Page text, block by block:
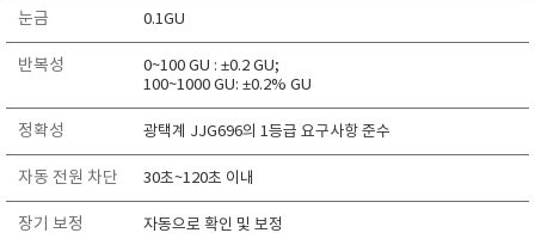
Schaller (Humimeter)
Sensortechnikk Meinsberg
SENTEST
SENTRY
SHINAGAWA
눈금 0.1GU
반복성
0~100 GU : ±0.2 GU;
100~1000 GU: ±0.2% GU
정확성 광택계 JJG696의 1등급 요구사항 준수
자동 전원 차단 30초~120초 이내
장기 보정 자동으로 확인 및 보정